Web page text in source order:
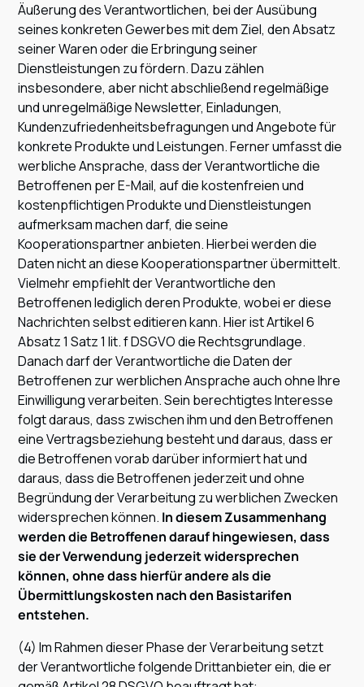
Äußerung des Verantwortlichen, bei der Ausübung
seines konkreten Gewerbes mit dem Ziel, den Absatz
seiner Waren oder die Erbringung seiner
Dienstleistungen zu fördern. Dazu zählen
insbesondere, aber nicht abschließend regelmäßige
und unregelmäßige Newsletter, Einladungen,
Kundenzufriedenheitsbefragungen und Angebote für
konkrete Produkte und Leistungen. Ferner umfasst die
werbliche Ansprache, dass der Verantwortliche die
Betroffenen per E-Mail, auf die kostenfreien und
kostenpflichtigen Produkte und Dienstleistungen
aufmerksam machen darf, die seine
Kooperationspartner anbieten. Hierbei werden die
Daten nicht an diese Kooperationspartner übermittelt.
Vielmehr empfiehlt der Verantwortliche den
Betroffenen lediglich deren Produkte, wobei er diese
Nachrichten selbst editieren kann. Hier ist Artikel 6
Absatz 1 Satz 1 lit. f DSGVO die Rechtsgrundlage.
Danach darf der Verantwortliche die Daten der
Betroffenen zur werblichen Ansprache auch ohne Ihre
Einwilligung verarbeiten. Sein berechtigtes Interesse
folgt daraus, dass zwischen ihm und den Betroffenen
eine Vertragsbeziehung besteht und daraus, dass er
die Betroffenen vorab darüber informiert hat und
daraus, dass die Betroffenen jederzeit und ohne
Begründung der Verarbeitung zu werblichen Zwecken
widersprechen können. In diesem Zusammenhang
werden die Betroffenen darauf hingewiesen, dass
sie der Verwendung jederzeit widersprechen
können, ohne dass hierfür andere als die
Übermittlungskosten nach den Basistarifen
entstehen.
(4) Im Rahmen dieser Phase der Verarbeitung setzt
der Verantwortliche folgende Drittanbieter ein, die er